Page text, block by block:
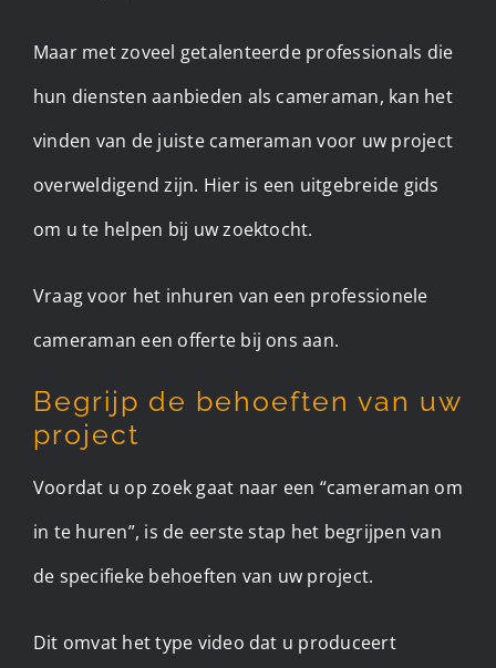
Maar met zoveel getalenteerde professionals die
hun diensten aanbieden als cameraman, kan het
vinden van de juiste cameraman voor uw project
overweldigend zijn. Hier is een uitgebreide gids
om u te helpen bij uw zoektocht. ​
Vraag voor het inhuren van een professionele
cameraman een offerte bij ons aan.
Begrijp de behoeften van uw
project
Voordat u op zoek gaat naar een “cameraman om
in te huren”, is de eerste stap het begrijpen van
de specifieke behoeften van uw project.
Dit omvat het type video dat u produceert